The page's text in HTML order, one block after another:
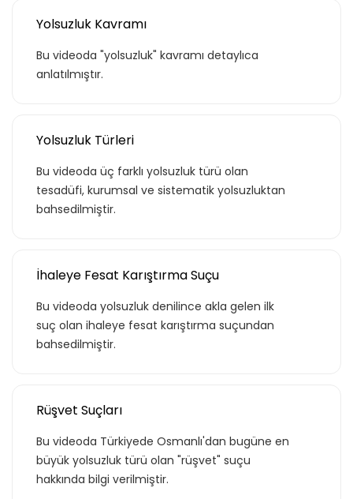
Yolsuzluk Kavramı
Bu videoda "yolsuzluk" kavramı detaylıca
anlatılmıştır.
Yolsuzluk Türleri
Bu videoda üç farklı yolsuzluk türü olan
tesadüfi, kurumsal ve sistematik yolsuzluktan
bahsedilmiştir.
İhaleye Fesat Karıştırma Suçu
Bu videoda yolsuzluk denilince akla gelen ilk
suç olan ihaleye fesat karıştırma suçundan
bahsedilmiştir.
Rüşvet Suçları
Bu videoda Türkiyede Osmanlı'dan bugüne en
büyük yolsuzluk türü olan "rüşvet" suçu
hakkında bilgi verilmiştir.